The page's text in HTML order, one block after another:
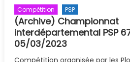
Compétition PSP
(Archive) Championnat
interdépartemental PSP
05/03/2023
Compétition organisée par les